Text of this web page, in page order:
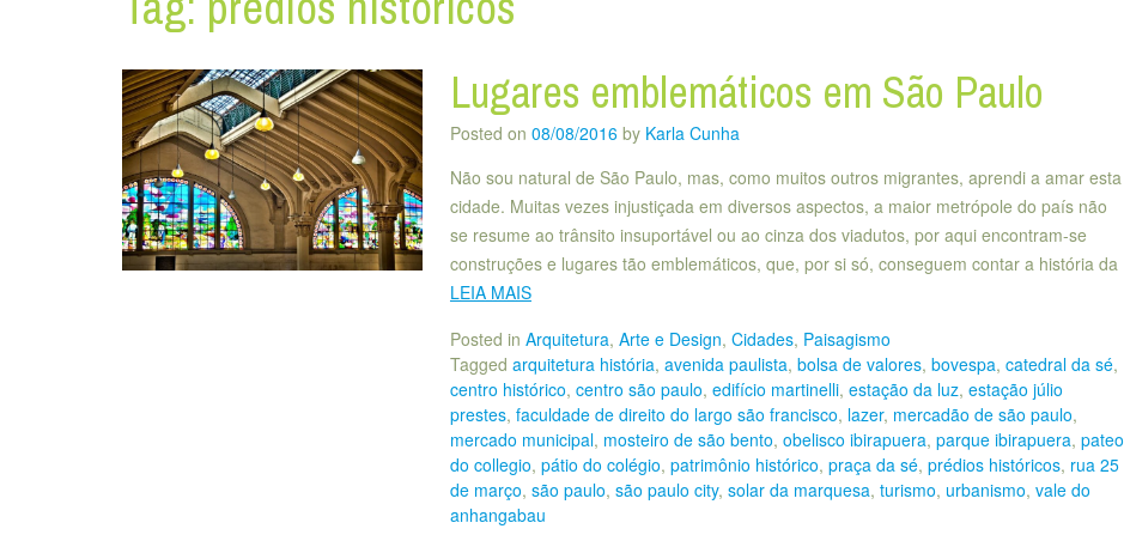
Lugares emblemáticos em São Paulo
Posted on 08/08/2016by Karla Cunha
Não sou natural de São Paulo, mas, como muitos outros migrantes, aprendi a amar esta
cidade. Muitas vezes injustiçada em diversos aspectos, a maior metrópole do país não
se resume ao trânsito insuportável ou ao cinza dos viadutos, por aqui encontram-se
construções e lugares tão emblemáticos, que, por si só, conseguem contar a história da
LEIA MAIS
Posted in Arquitetura, Arte e Design, Cidades, Paisagismo
Tagged arquitetura história, avenida paulista, bolsa de valores, bovespa, catedral da sé,
centro histórico, centro são paulo, edifício martinelli, estação da luz, estação júlio
prestes, faculdade de direito do largo são francisco, lazer, mercadão de são paulo,
mercado municipal, mosteiro de são bento, obelisco ibirapuera, parque ibirapuera, pateo
do collegio, pátio do colégio, patrimônio histórico, praça da sé, prédios históricos, rua 25
de março, são paulo, são paulo city, solar da marquesa, turismo, urbanismo, vale do
anhangabau